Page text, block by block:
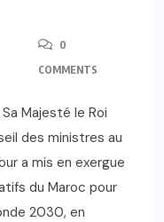
0
COMMENTS
Majesté le Roi
des ministres au
a mis en exergue
du Maroc pour
2030, en